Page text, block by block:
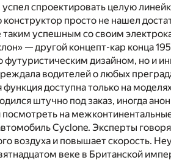
спроектировать целую
просто не нашел
таким успешным со своим
— другой концепт-кар конца
футуристическим дизайном, но и
водителей о любых
функция доступна только на
штучно под заказ, иногда
посмотреть на
Cyclone. Эксперты
воздуха и повышает скорость.
веке в Британской